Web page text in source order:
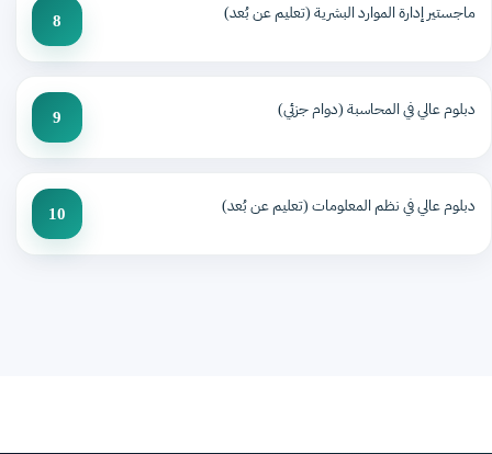
ماجستير إدارة الموارد البشرية (تعليم عن بُعد) 8
دبلوم عالي في المحاسبة (دوام جزئي) 9
دبلوم عالي في نظم المعلومات (تعليم عن بُعد) 10